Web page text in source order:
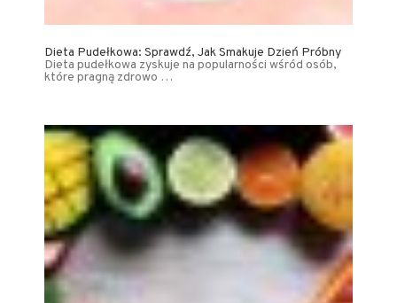
Dieta Pudełkowa: Sprawdź, Jak Smakuje Dzień Próbny
Dieta pudełkowa zyskuje na popularności wśród osób,
które pragną zdrowo …